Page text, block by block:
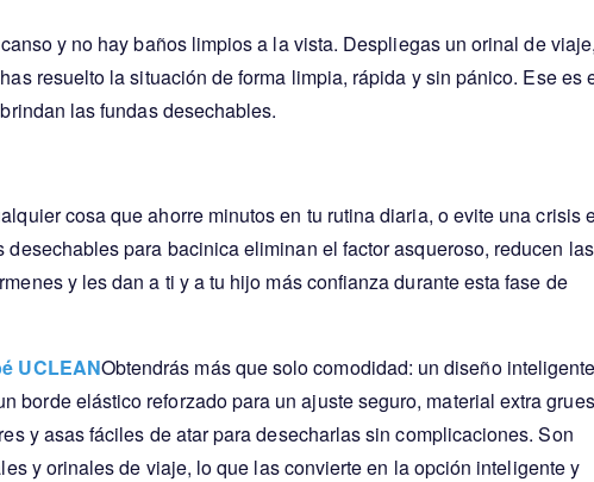
y no hay baños limpios a la vista. Despliegas un orinal de viaje,
resuelto la situación de forma limpia, rápida y sin pánico. Ese es
las fundas desechables.
cosa que ahorre minutos en tu rutina diaria, o evite una crisis
para bacinica eliminan el factor asqueroso, reducen las
y les dan a ti y a tu hijo más confianza durante esta fase de
UCLEANObtendrás más que solo comodidad: un diseño
borde elástico reforzado para un ajuste seguro, material extra
y asas fáciles de atar para desecharlas sin complicaciones. Son
y orinales de viaje, lo que las convierte en la opción inteligente y